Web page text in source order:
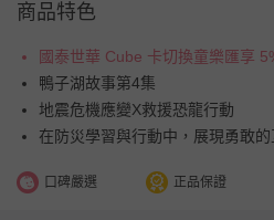
商品特色
國泰世華 Cube 卡切換童樂匯享
鴨子湖故事第4集
地震危機應變X救援恐龍行動
在防災學習與行動中，展現勇敢的
口碑嚴選 正品保證